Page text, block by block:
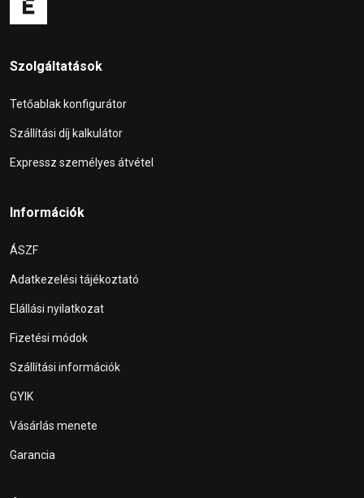
Szolgáltatások
Tetőablak konfigurátor
Szállítási díj kalkulátor
Expressz személyes átvétel
Információk
ÁSZF
Adatkezelési tájékoztató
Elállási nyilatkozat
Fizetési módok
Szállítási információk
GYIK
Vásárlás menete
Garancia